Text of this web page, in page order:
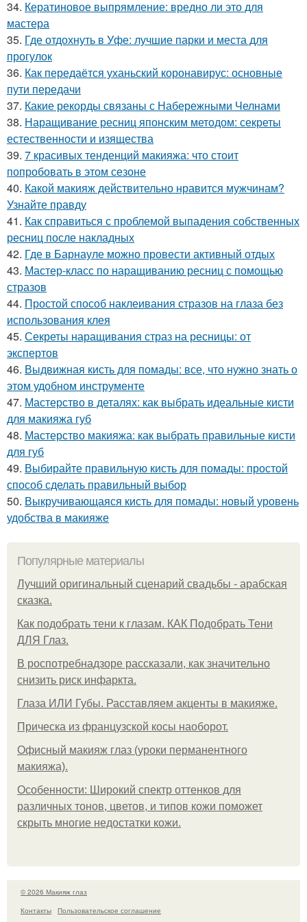
34. Кератиновое выпрямление: вредно ли это для
мастера
35. Где отдохнуть в Уфе: лучшие парки и места для
прогулок
36. Как передаётся уханьский коронавирус: основные
пути передачи
37. Какие рекорды связаны с Набережными Челнами
38. Наращивание ресниц японским методом: секреты
естественности и изящества
39. 7 красивых тенденций макияжа: что стоит
попробовать в этом сезоне
40. Какой макияж действительно нравится мужчинам?
Узнайте правду
41. Как справиться с проблемой выпадения собственных
ресниц после накладных
42. Где в Барнауле можно провести активный отдых
43. Мастер-класс по наращиванию ресниц с помощью
стразов
44. Простой способ наклеивания стразов на глаза без
использования клея
45. Секреты наращивания страз на ресницы: от
экспертов
46. Выдвижная кисть для помады: все, что нужно знать о
этом удобном инструменте
47. Мастерство в деталях: как выбрать идеальные кисти
для макияжа губ
48. Мастерство макияжа: как выбрать правильные кисти
для губ
49. Выбирайте правильную кисть для помады: простой
способ сделать правильный выбор
50. Выкручивающаяся кисть для помады: новый уровень
удобства в макияже
Популярные материалы
Лучший оригинальный сценарий свадьбы - арабская
сказка.
Как подобрать тени к глазам. КАК Подобрать Тени
ДЛЯ Глаз.
В роспотребнадзоре рассказали, как значительно
снизить риск инфаркта.
Глаза ИЛИ Губы. Расставляем акценты в макияже.
Прическа из французской косы наоборот.
Офисный макияж глаз (уроки перманентного
макияжа).
Особенности: Широкий спектр оттенков для
различных тонов, цветов, и типов кожи поможет
скрыть многие недостатки кожи.
© 2026 Макияж глаз
Контакты
Пользовательское соглашение